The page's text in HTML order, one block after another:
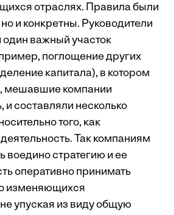
отраслях. Правила были
и конкретны. Руководители
важный участок
поглощение других
капитала), в котором
мешавшие компании
и составляли несколько
того, как
Так компаниям
воедино стратегию и ее
оперативно принимать
изменяющихся
упуская из виду общую